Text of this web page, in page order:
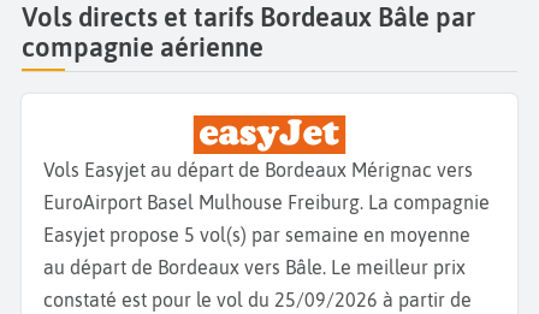
Vols directs et tarifs Bordeaux Bâle par
compagnie aérienne
Vols Easyjet au départ de Bordeaux Mérignac vers
EuroAirport Basel Mulhouse Freiburg. La compagnie
Easyjet propose 5 vol(s) par semaine en moyenne
au départ de Bordeaux vers Bâle. Le meilleur prix
constaté est pour le vol du 25/09/2026 à partir de